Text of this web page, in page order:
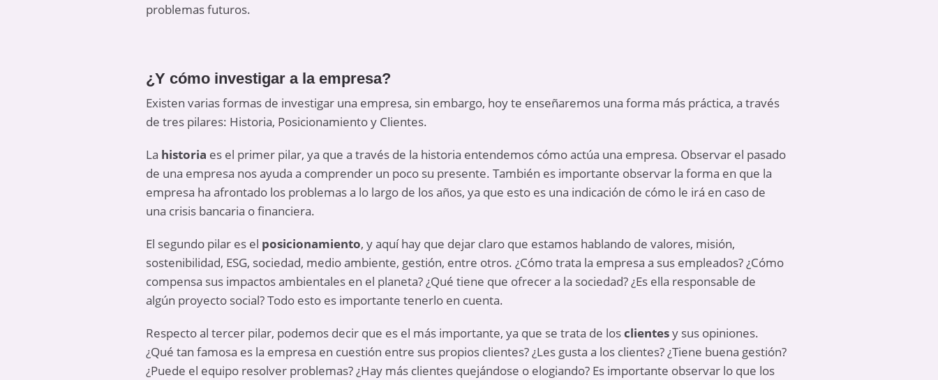
problemas futuros.
¿Y cómo investigar a la empresa?
Existen varias formas de investigar una empresa, sin embargo, hoy te enseñaremos una forma más práctica, a través
de tres pilares: Historia, Posicionamiento y Clientes.
La historia es el primer pilar, ya que a través de la historia entendemos cómo actúa una empresa. Observar el pasado
de una empresa nos ayuda a comprender un poco su presente. También es importante observar la forma en que la
empresa ha afrontado los problemas a lo largo de los años, ya que esto es una indicación de cómo le irá en caso de
una crisis bancaria o financiera.
El segundo pilar es el posicionamiento, y aquí hay que dejar claro que estamos hablando de valores, misión,
sostenibilidad, ESG, sociedad, medio ambiente, gestión, entre otros. ¿Cómo trata la empresa a sus empleados? ¿Cómo
compensa sus impactos ambientales en el planeta? ¿Qué tiene que ofrecer a la sociedad? ¿Es ella responsable de
algún proyecto social? Todo esto es importante tenerlo en cuenta.
Respecto al tercer pilar, podemos decir que es el más importante, ya que se trata de losclientesy sus opiniones.
¿Qué tan famosa es la empresa en cuestión entre sus propios clientes? ¿Les gusta a los clientes? ¿Tiene buena gestión?
¿Puede el equipo resolver problemas? ¿Hay más clientes quejándose o elogiando? Es importante observar lo que los